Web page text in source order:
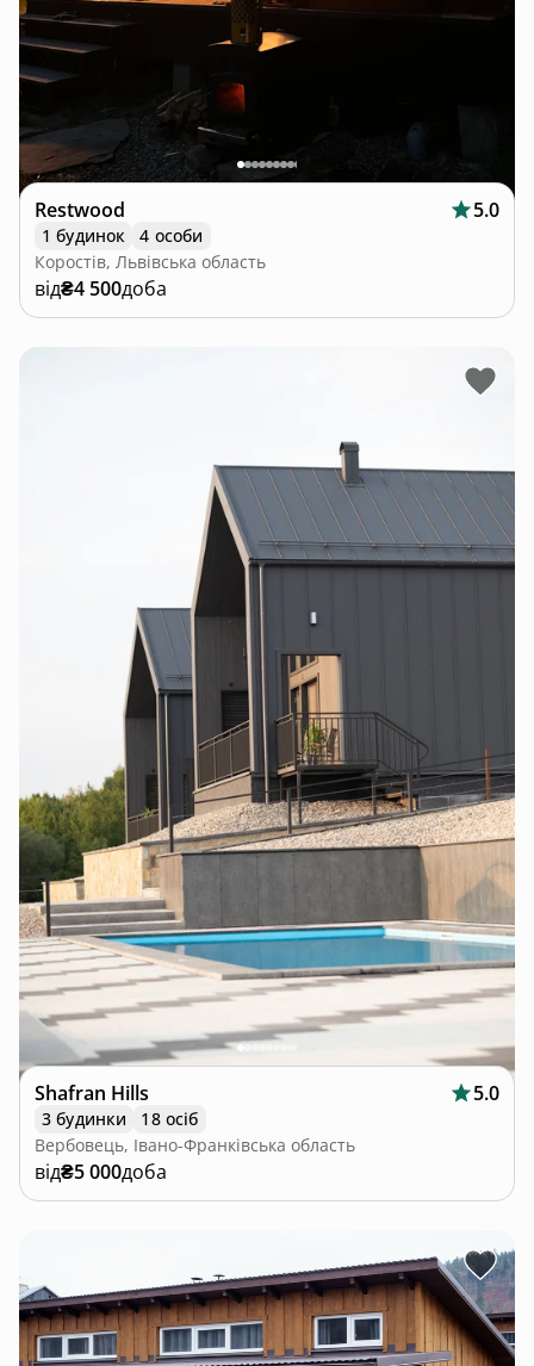
Restwood 5.0
1 будинок
4 особи
Коростів, Львівська область
від₴4 500доба
Shafran Hills 5.0
3 будинки
18 осіб
Вербовець, Івано-Франківська область
від₴5 000доба